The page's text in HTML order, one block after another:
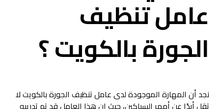
عامل تنظيف
الجورة بالكويت ؟
نجد أن المهارة الموجودة لدى عامل تنظيف الجورة بالكويت لا
تقل أبدًا عن أمهر السباكين، حيث إن هذا العامل قد تم تدريبه